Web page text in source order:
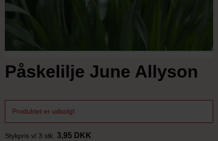
Påskelilje June Allyson
Produktet er udsolgt.
Stykpris v/ 3 stk. 3,95 DKK